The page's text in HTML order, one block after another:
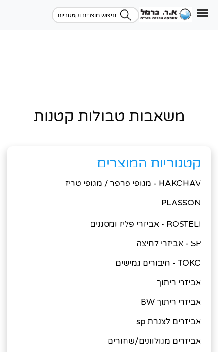
משאבות טבולות קטנות
קטגוריות המוצרים
HAKOHAV - מגופי פרפר / מגופי טריז
PLASSON
ROSTELI - אביזרי פליז ומסננים
SP - אביזרי לחיצה
TOKO - חיבורים גמישים
אביזרי ריתוך
אביזרי ריתוך BW
אביזרים לצנרת sp
אביזרים מגולוונים/שחורים